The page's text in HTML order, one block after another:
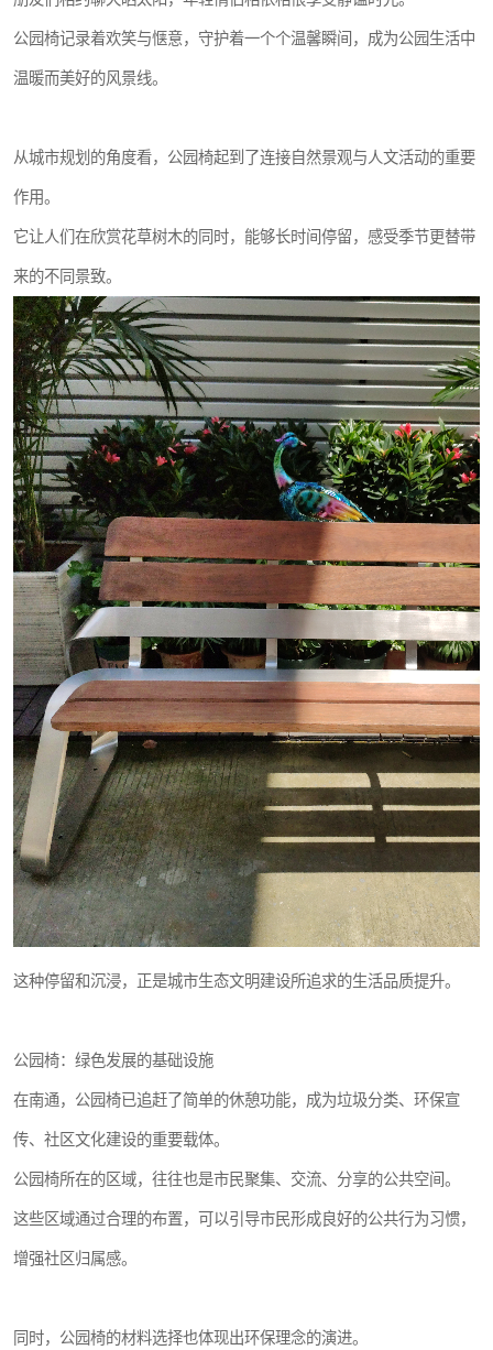
公园椅记录着欢笑与惬意，守护着一个个温馨瞬间，成为公园生活中
温暖而美好的风景线。
从城市规划的角度看，公园椅起到了连接自然景观与人文活动的重要
作用。
它让人们在欣赏花草树木的同时，能够长时间停留，感受季节更替带
来的不同景致。
这种停留和沉浸，正是城市生态文明建设所追求的生活品质提升。
公园椅：绿色发展的基础设施
在南通，公园椅已追赶了简单的休憩功能，成为垃圾分类、环保宣
传、社区文化建设的重要载体。
公园椅所在的区域，往往也是市民聚集、交流、分享的公共空间。
这些区域通过合理的布置，可以引导市民形成良好的公共行为习惯，
增强社区归属感。
同时，公园椅的材料选择也体现出环保理念的演进。